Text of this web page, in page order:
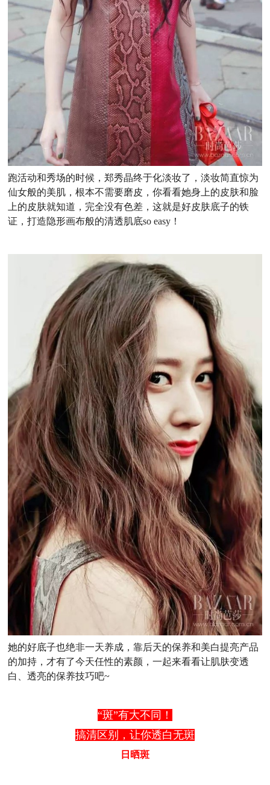
跑活动和秀场的时候，郑秀晶终于化淡妆了，淡妆简直惊为
仙女般的美肌，根本不需要磨皮，你看看她身上的皮肤和脸
上的皮肤就知道，完全没有色差，这就是好皮肤底子的铁
证，打造隐形画布般的清透肌底so easy！
她的好底子也绝非一天养成，靠后天的保养和美白提亮产品
的加持，才有了今天任性的素颜，一起来看看让肌肤变透
白、透亮的保养技巧吧~
“斑”有大不同！
搞清区别，让你透白无斑
日晒斑